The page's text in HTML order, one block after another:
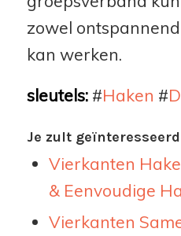
zowel
kan werken.
sleutels:#Haken #
Je zult
Vierkanten
& Eenvoudige
Vierkanten